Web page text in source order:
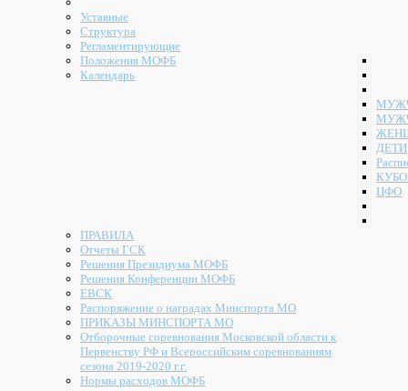
Уставные
Структура
Регламентирующие
Положения МОФБ
Календарь
ДЕТИ
ЦФО
ПРАВИЛА
Отчеты ГСК
Решения Президиума МОФБ
Решения Конференции МОФБ
ЕВСК
Распоряжение о наградах Минспорта МО
ПРИКАЗЫ МИНСПОРТА МО
Отборочные соревнования Московской области к
Первенству РФ и Всероссийским соревнованиям
сезона 2019-2020 г.г.
Нормы расходов МОФБ